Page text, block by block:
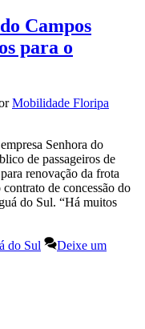
Campos
para o
Mobilidade Floripa
Senhora do
de passageiros de
renovação da frota
de concessão do
do Sul. “Há muitos
do Sul
Deixe um